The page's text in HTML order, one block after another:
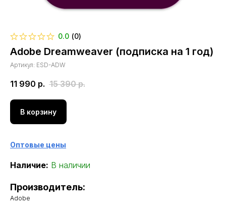
0.0 (0)
Adobe Dreamweaver (подписка на 1 год)
Артикул: ESD-ADW
11 990 р. 15 390 р.
В корзину
Оптовые цены
Наличие: В наличии
Производитель:
Adobe